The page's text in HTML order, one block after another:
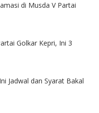
di Musda V Partai
Golkar Kepri, Ini 3
Jadwal dan Syarat Bakal